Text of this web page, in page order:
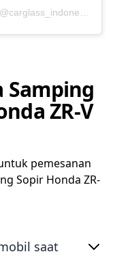
Samping
ZR-V
pemesanan
Sopir Honda ZR-
saat